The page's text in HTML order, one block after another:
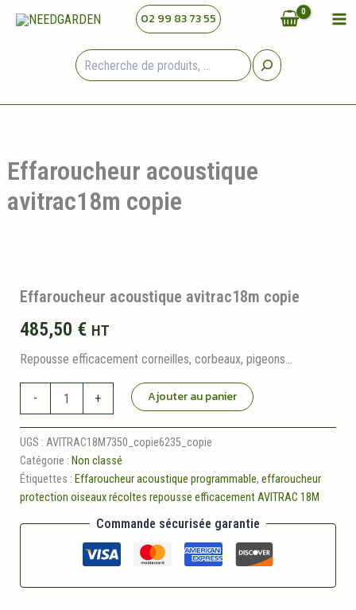
02 99 83 73 55
Effaroucheur acoustique
avitrac18m copie
Effaroucheur acoustique avitrac18m copie
485,50 € HT
Repousse efficacement corneilles, corbeaux, pigeons…
-
acoustique
avitrac18m
copie
+ Ajouter au panier
UGS : AVITRAC18M7350_copie6235_copie
Catégorie : Non classé
Étiquettes : Effaroucheur acoustique programmable, effaroucheur
protection oiseaux récoltes repousse efficacement AVITRAC 18M
Commande sécurisée garantie